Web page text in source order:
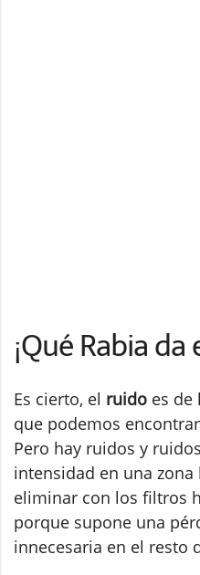
¡Qué Rabia da
Es cierto, el ruido es de
que podemos
Pero hay ruidos y
intensidad en una
eliminar con los filtros
porque supone una
innecesaria en el resto